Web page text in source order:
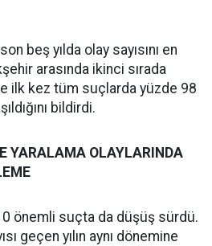
beş yılda olay sayısını en
arasında ikinci sırada
ilk kez tüm suçlarda yüzde 98
bildirdi.
YARALAMA OLAYLARINDA
önemli suçta da düşüş sürdü.
geçen yılın aynı dönemine